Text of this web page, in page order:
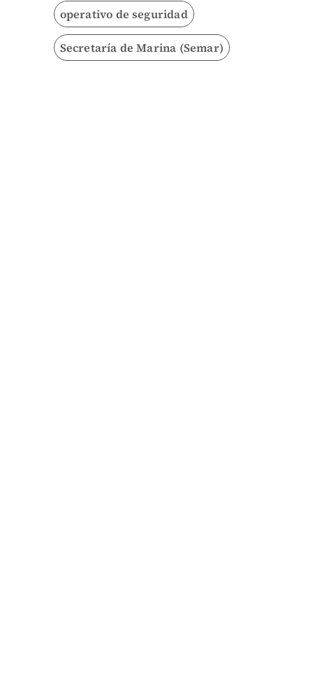
operativo de seguridad
Secretaría de Marina (Semar)